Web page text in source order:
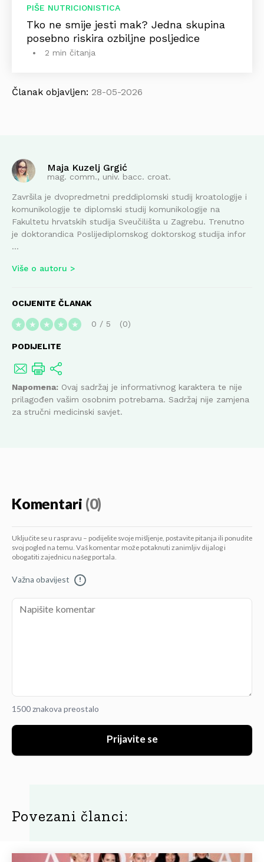
PIŠE NUTRICIONISTICA
Tko ne smije jesti mak? Jedna skupina
posebno riskira ozbiljne posljedice
2 min čitanja
Članak objavljen: 28-05-2026
Maja Kuzelj Grgić
mag. comm., univ. bacc. croat.
Završila je dvopredmetni preddiplomski studij kroatologije i
komunikologije te diplomski studij komunikologije na
Fakultetu hrvatskih studija Sveučilišta u Zagrebu. Trenutno
je doktorandica Poslijediplomskog doktorskog studija infor
...
Više o autoru
OCIJENITE ČLANAK
★ ★ ★ ★ ★ 0 / 5 0
PODIJELITE
Napomena: Ovaj sadržaj je informativnog karaktera te nije
prilagođen vašim osobnim potrebama. Sadržaj nije zamjena
za stručni medicinski savjet.
Komentari (0)
Uključite se u raspravu – podijelite svoje mišljenje, postavite pitanja ili ponudite
svoj pogled na temu. Vaš komentar može potaknuti zanimljiv dijalog i
obogatiti zajednicu našeg portala.
Važna obavijest !
1500 znakova preostalo
Prijavite se
Povezani članci: